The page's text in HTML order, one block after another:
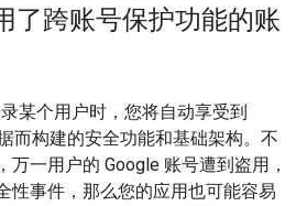
了跨账号保护功能的账
某个用户时，您将自动享受到
而构建的安全功能和基础架构。不
万一用户的 Google 账号遭到盗用，
性事件，那么您的应用也可能容易